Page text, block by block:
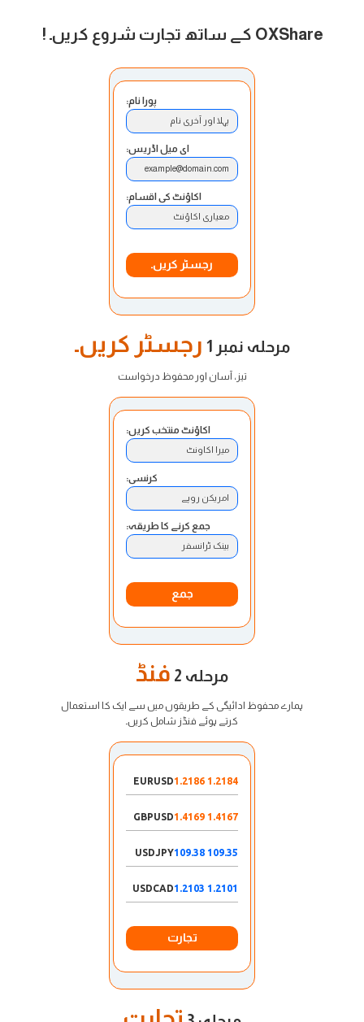
OXShare کے ساتھ تجارت شروع کریں۔ !
پورا نام:
پہلا اور آخری نام
ای میل اڈریس:
example@domain.com
اکاؤنٹ کی اقسام:
معیاری اکاؤنٹ
رجسٹر کریں۔
مرحلہ نمبر 1 رجسٹر کریں۔
تیز، آسان اور محفوظ درخواست
اکاؤنٹ منتخب کریں:
میرا اکاونٹ
کرنسی:
امریکن روپے
جمع کرنے کا طریقہ:
بینک ٹرانسفر
جمع
مرحلہ 2 فنڈ
ہمارے محفوظ ادائیگی کے طریقوں میں سے ایک کا استعمال
کرتے ہوئے فنڈز شامل کریں۔
EURUSD 1.2184 1.2186
GBPUSD 1.4167 1.4169
USDJPY 109.35 109.38
USDCAD 1.2101 1.2103
تجارت